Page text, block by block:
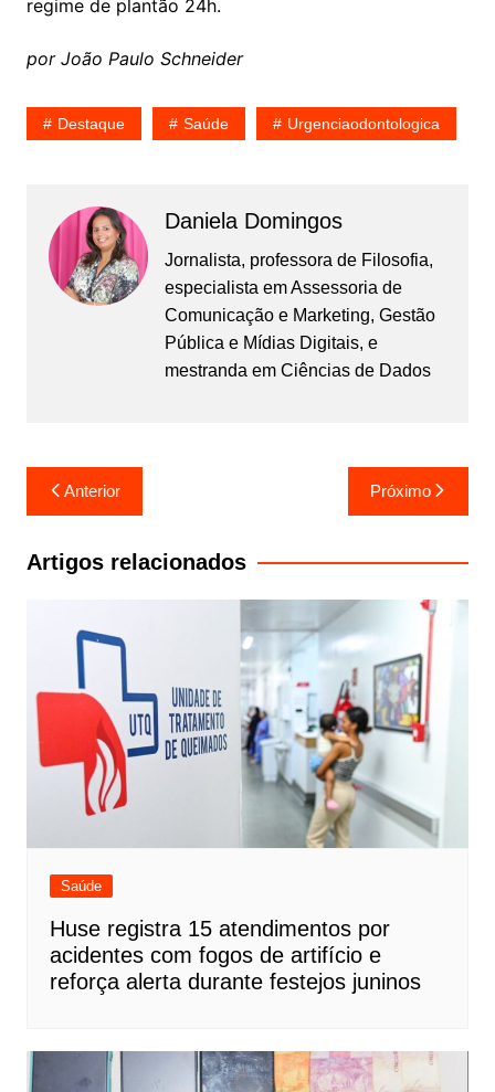
regime de plantão 24h.
por João Paulo Schneider
Destaque Saúde Urgenciaodontologica
Daniela Domingos
Jornalista, professora de Filosofia,
especialista em Assessoria de
Comunicação e Marketing, Gestão
Pública e Mídias Digitais, e
mestranda em Ciências de Dados
Navegação
de
Post
Anterior Próximo
Artigos relacionados
Saúde
Huse registra 15 atendimentos por
acidentes com fogos de artifício e
reforça alerta durante festejos juninos